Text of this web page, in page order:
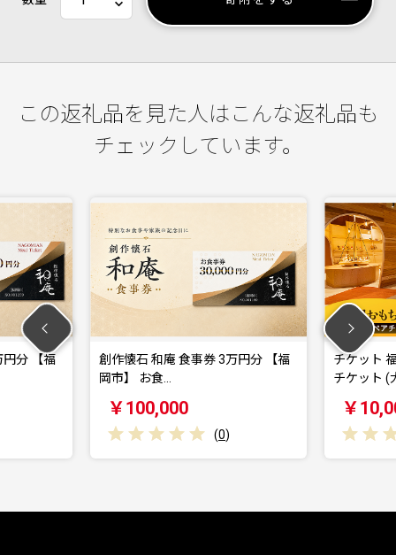
この返礼品を見た人はこんな返礼品も
チェックしています。
円分 【福
創作懐石 和庵 食事券 3万円分 【福
岡市】 お食…
￥100,000
(0)
チケット
チケット (
￥